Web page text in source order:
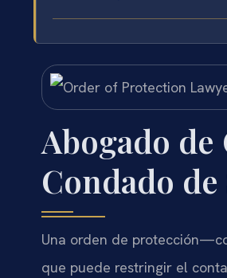
Abogado
Condado
Una orden de
que puede restringir el